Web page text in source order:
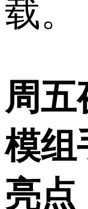
载。
周五
模组
亮点